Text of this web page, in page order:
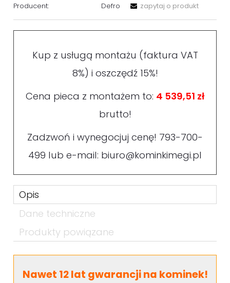
Producent: Defro zapytaj o produkt
Kup z usługą montażu (faktura VAT
8%) i oszczędź 15%!
Cena pieca z montażem to: 4 539,51 zł
brutto!
Zadzwoń i wynegocjuj cenę! 793-700-
499 lub e-mail: biuro@kominkimegi.pl
Opis
Dane techniczne
Produkty powiązane
Nawet 12 lat gwarancji na kominek!